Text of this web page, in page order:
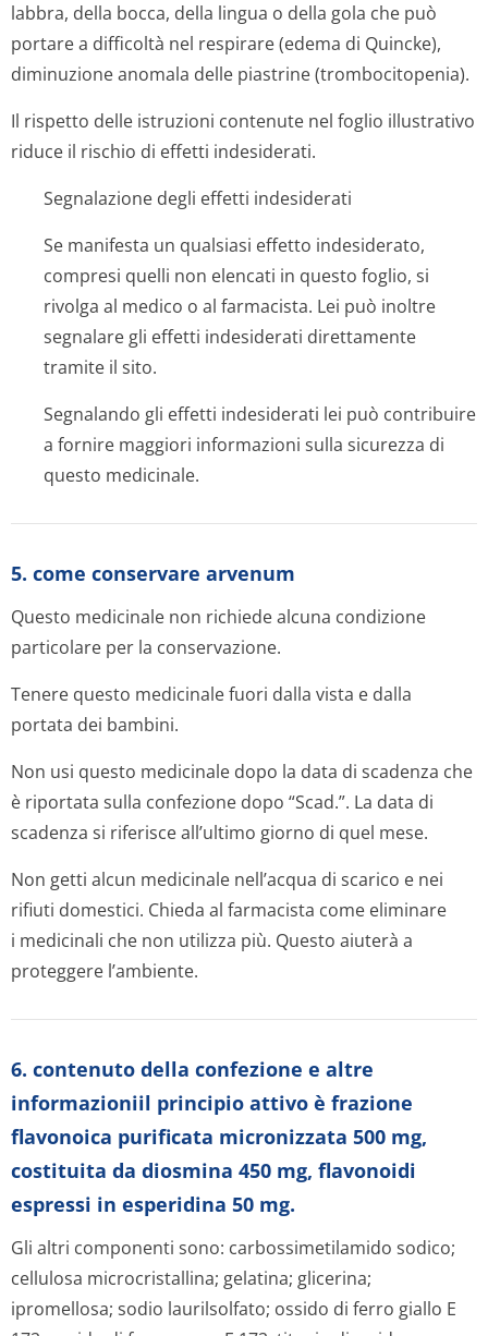
labbra, della bocca, della lingua o della gola che può
portare a difficoltà nel respirare (edema di Quincke),
diminuzione anomala delle piastrine (trombocitopenia).
Il rispetto delle istruzioni contenute nel foglio illustrativo
riduce il rischio di effetti indesiderati.
Segnalazione degli effetti indesiderati
Se manifesta un qualsiasi effetto indesiderato,
compresi quelli non elencati in questo foglio, si
rivolga al medico o al farmacista. Lei può inoltre
segnalare gli effetti indesiderati direttamente
tramite il sito.
Segnalando gli effetti indesiderati lei può contribuire
a fornire maggiori informazioni sulla sicurezza di
questo medicinale.
5. come conservare arvenum
Questo medicinale non richiede alcuna condizione
particolare per la conservazione.
Tenere questo medicinale fuori dalla vista e dalla
portata dei bambini.
Non usi questo medicinale dopo la data di scadenza che
è riportata sulla confezione dopo “Scad.”. La data di
scadenza si riferisce all’ultimo giorno di quel mese.
Non getti alcun medicinale nell’acqua di scarico e nei
rifiuti domestici. Chieda al farmacista come eliminare
i medicinali che non utilizza più. Questo aiuterà a
proteggere l’ambiente.
6. contenuto della confezione e altre
informazioniil principio attivo è frazione
flavonoica purificata micronizzata 500 mg,
costituita da diosmina 450 mg, flavonoidi
espressi in esperidina 50 mg.
Gli altri componenti sono: carbossimetilamido sodico;
cellulosa microcristallina; gelatina; glicerina;
ipromellosa; sodio laurilsolfato; ossido di ferro giallo E